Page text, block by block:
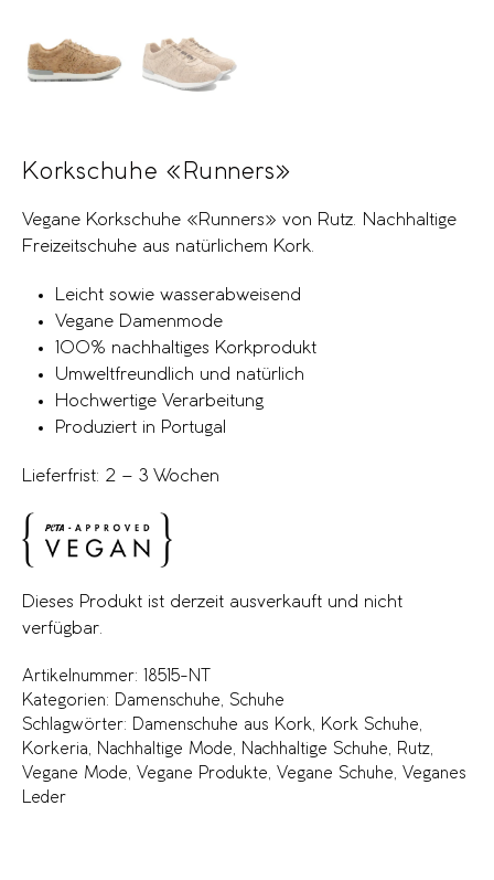
Korkschuhe «Runners»
Vegane Korkschuhe «Runners» von Rutz. Nachhaltige
Freizeitschuhe aus natürlichem Kork.
Leicht sowie wasserabweisend
Vegane Damenmode
100% nachhaltiges Korkprodukt
Umweltfreundlich und natürlich
Hochwertige Verarbeitung
Produziert in Portugal
Lieferfrist: 2 – 3 Wochen
Dieses Produkt ist derzeit ausverkauft und nicht
verfügbar.
Artikelnummer:
18515-NT
Kategorien: Damenschuhe, Schuhe
Schlagwörter: Damenschuhe aus Kork, Kork Schuhe,
Korkeria, Nachhaltige Mode, Nachhaltige Schuhe, Rutz,
Vegane Mode, Vegane Produkte, Vegane Schuhe, Veganes
Leder